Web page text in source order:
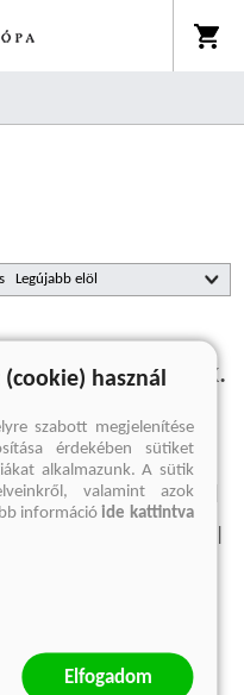
termékünk.
felmondási nyilatkozat
használ
szabott megjelenítése
érdekében sütiket
alkalmazunk. A sütik
valamint azok
információide kattintva
Elfogadom